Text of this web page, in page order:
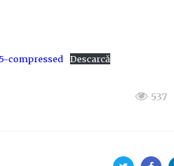
compressed Descarcă
537